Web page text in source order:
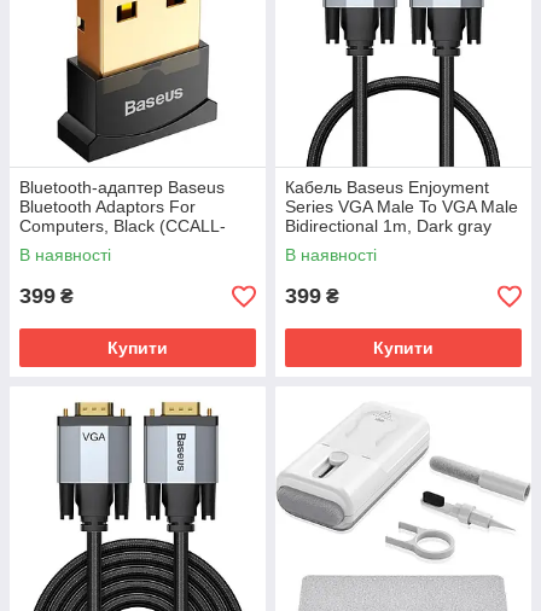
Bluetooth-адаптер Baseus
Bluetooth Adaptors For
Computers, Black (CCALL-
BT01)
В наявності
399 ₴
Купити
Кабель Baseus Enjoyment
Series VGA Male To VGA Male
Bidirectional 1m, Dark gray
(CAKSX-T0G)
В наявності
399 ₴
Купити